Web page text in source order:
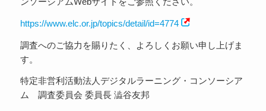
https://www.elc.or.jp/topics/detail/id=4774
調査へのご協力を賜りたく、よろしくお願い申し上げま
す。
特定非営利活動法人デジタルラーニング・コンソーシア
ム 調査委員会 委員長 澁谷友邦